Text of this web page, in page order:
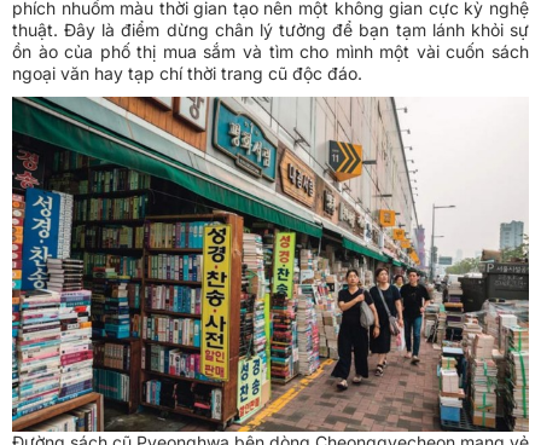
phích nhuốm màu thời gian tạo nên một không gian cực kỳ nghệ
thuật. Đây là điểm dừng chân lý tưởng để bạn tạm lánh khỏi sự
ồn ào của phố thị mua sắm và tìm cho mình một vài cuốn sách
ngoại văn hay tạp chí thời trang cũ độc đáo.